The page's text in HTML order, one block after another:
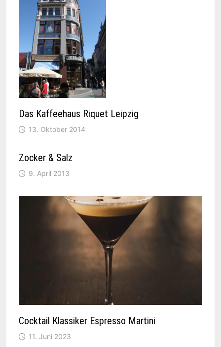
Das Kaffeehaus Riquet Leipzig
13. Oktober 2014
Zocker & Salz
9. April 2013
Cocktail Klassiker Espresso Martini
11. Juni 2023